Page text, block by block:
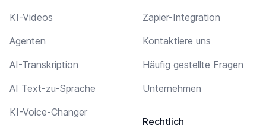
KI-Videos
Agenten
AI-Transkription
AI Text-zu-Sprache
KI-Voice-Changer
Zapier-Integration
Kontaktiere uns
Häufig gestellte Fragen
Unternehmen
Rechtlich